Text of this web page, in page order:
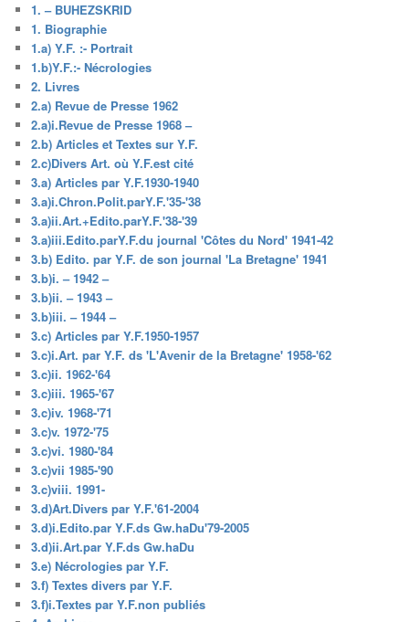
1. – BUHEZSKRID
1. Biographie
1.a) Y.F. :- Portrait
1.b)Y.F.:- Nécrologies
2. Livres
2.a) Revue de Presse 1962
2.a)i.Revue de Presse 1968 –
2.b) Articles et Textes sur Y.F.
2.c)Divers Art. où Y.F.est cité
3.a) Articles par Y.F.1930-1940
3.a)i.Chron.Polit.parY.F.'35-'38
3.a)ii.Art.+Edito.parY.F.'38-'39
3.a)iii.Edito.parY.F.du journal 'Côtes du Nord' 1941-42
3.b) Edito. par Y.F. de son journal 'La Bretagne' 1941
3.b)i. – 1942 –
3.b)ii. – 1943 –
3.b)iii. – 1944 –
3.c) Articles par Y.F.1950-1957
3.c)i.Art. par Y.F. ds 'L'Avenir de la Bretagne' 1958-'62
3.c)ii. 1962-'64
3.c)iii. 1965-'67
3.c)iv. 1968-'71
3.c)v. 1972-'75
3.c)vi. 1980-'84
3.c)vii 1985-'90
3.c)viii. 1991-
3.d)Art.Divers par Y.F.'61-2004
3.d)i.Edito.par Y.F.ds Gw.haDu'79-2005
3.d)ii.Art.par Y.F.ds Gw.haDu
3.e) Nécrologies par Y.F.
3.f) Textes divers par Y.F.
3.f)i.Textes par Y.F.non publiés